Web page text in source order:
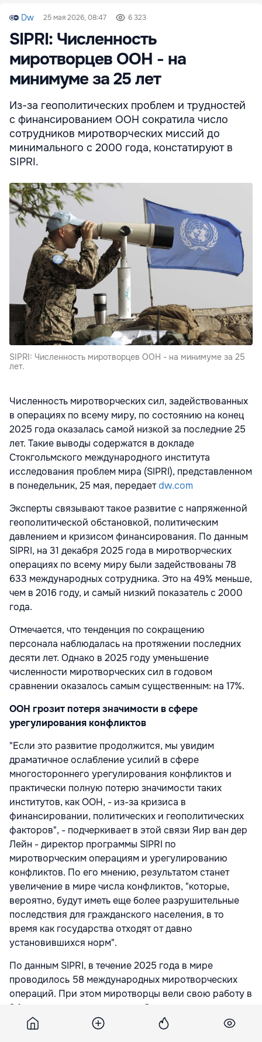
Dw 25 мая 2026, 08:47 6 323
SIPRI: Численность
миротворцев ООН - на
минимуме за 25 лет
Из-за геополитических проблем и трудностей
с финансированием ООН сократила число
сотрудников миротворческих миссий до
минимального с 2000 года, констатируют в
SIPRI.
SIPRI: Численность миротворцев ООН - на минимуме за 25
лет.
Численность миротворческих сил, задействованных
в операциях по всему миру, по состоянию на конец
2025 года оказалась самой низкой за последние 25
лет. Такие выводы содержатся в докладе
Стокгольмского международного института
исследования проблем мира (SIPRI), представленном
в понедельник, 25 мая, передаетdw.com
Эксперты связывают такое развитие с напряженной
геополитической обстановкой, политическим
давлением и кризисом финансирования. По данным
SIPRI, на 31 декабря 2025 года в миротворческих
операциях по всему миру были задействованы 78
633 международных сотрудника. Это на 49% меньше,
чем в 2016 году, и самый низкий показатель с 2000
года.
Отмечается, что тенденция по сокращению
персонала наблюдалась на протяжении последних
десяти лет. Однако в 2025 году уменьшение
численности миротворческих сил в годовом
сравнении оказалось самым существенным: на 17%.
ООН грозит потеря значимости в сфере
урегулирования конфликтов
"Если это развитие продолжится, мы увидим
драматичное ослабление усилий в сфере
многостороннего урегулирования конфликтов и
практически полную потерю значимости таких
институтов, как ООН, - из-за кризиса в
финансировании, политических и геополитических
факторов", - подчеркивает в этой связи Яир ван дер
Лейн - директор программы SIPRI по
миротворческим операциям и урегулированию
конфликтов. По его мнению, результатом станет
увеличение в мире числа конфликтов, "которые,
вероятно, будут иметь еще более разрушительные
последствия для гражданского населения, в то
время как государства отходят от давно
установившихся норм".
По данным SIPRI, в течение 2025 года в мире
проводилось 58 международных миротворческих
операций. При этом миротворцы вели свою работу в
34 странах или территориях. Это на четыре
операции меньше, чем в 2024 году. Среди этих